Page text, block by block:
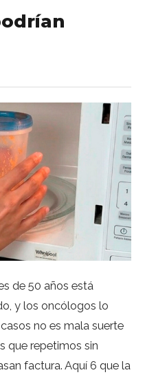
de 50 años está
y los oncólogos lo
no es mala suerte
que repetimos sin
factura. Aquí 6 que la